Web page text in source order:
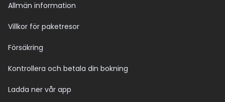
Allmän information
Villkor för paketresor
Försäkring
Kontrollera och betala din bokning
Ladda ner vår app